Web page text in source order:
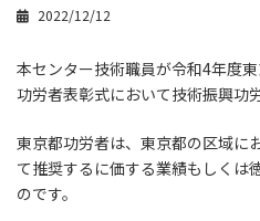
2022/12/12
本センター技術職員が令和4年度
功労者表彰式において技術振興功
東京都功労者は、東京都の区域に
て推奨するに価する業績もしくは
のです。